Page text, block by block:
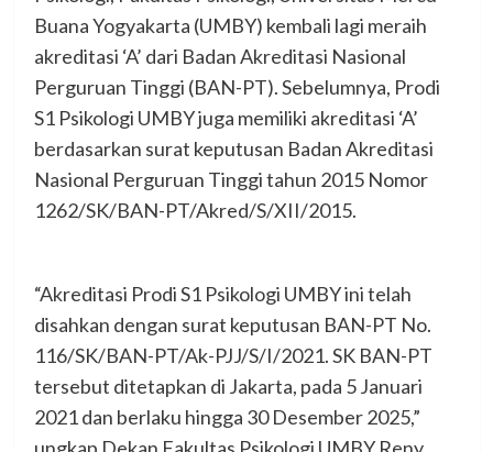
Buana Yogyakarta (UMBY) kembali lagi meraih
akreditasi ‘A’ dari Badan Akreditasi Nasional
Perguruan Tinggi (BAN-PT). Sebelumnya, Prodi
S1 Psikologi UMBY juga memiliki akreditasi ‘A’
berdasarkan surat keputusan Badan Akreditasi
Nasional Perguruan Tinggi tahun 2015 Nomor
1262/SK/BAN-PT/Akred/S/XII/2015.
“Akreditasi Prodi S1 Psikologi UMBY ini telah
disahkan dengan surat keputusan BAN-PT No.
116/SK/BAN-PT/Ak-PJJ/S/I/2021. SK BAN-PT
tersebut ditetapkan di Jakarta, pada 5 Januari
2021 dan berlaku hingga 30 Desember 2025,”